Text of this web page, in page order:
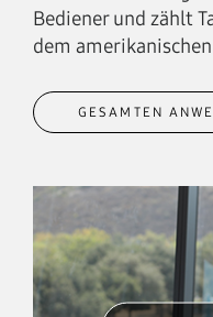
Bediener und zählt
dem
GESAMTEN